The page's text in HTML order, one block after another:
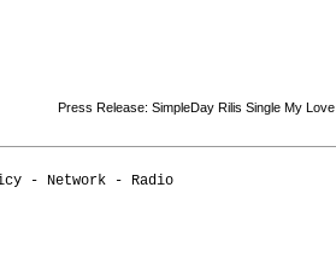
Press Release: SimpleDay Rilis Single My Love
- Network - Radio